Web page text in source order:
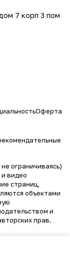
7 корп 3 пом
Оферта
ограничиваясь)
видео
страниц,
объектами
и
прав.